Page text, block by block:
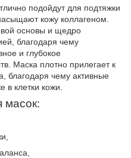
подойдут для подтяжки
кожу коллагеном.
основы и щедро
благодаря чему
и глубокое
Маска плотно прилегает к
благодаря чему активные
в клетки кожи.
масок: